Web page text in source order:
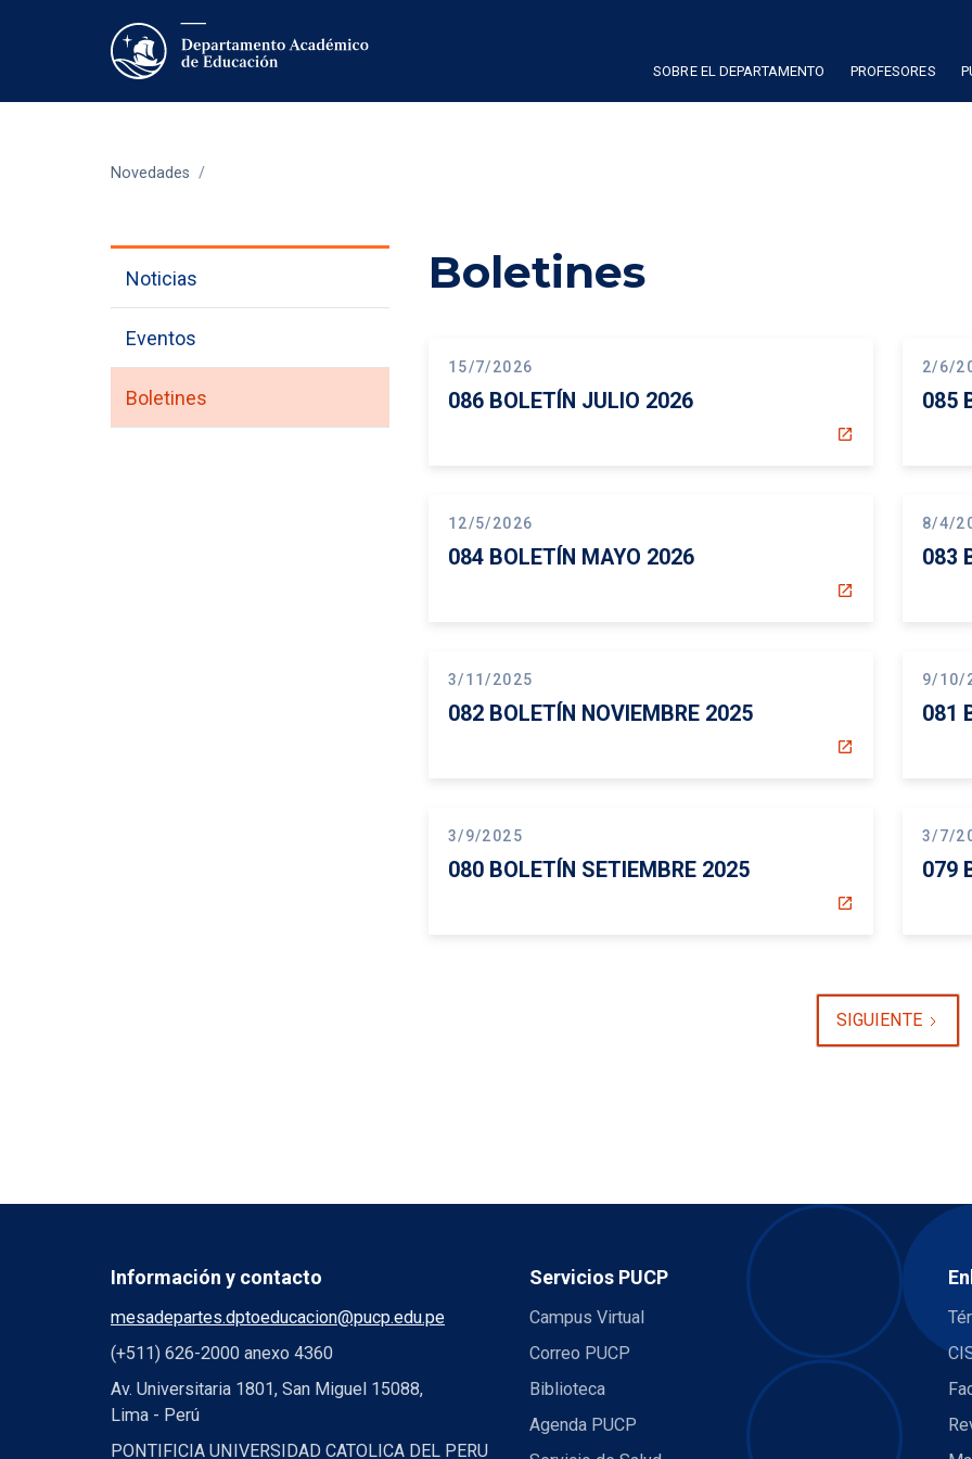
SOBRE EL DEPARTAMENTO PROFESORES
Novedades /
Noticias
Eventos
Boletines
Boletines
15/7/2026
086 BOLETÍN JULIO 2026
open_in_new
2/6/
085
12/5/2026
084 BOLETÍN MAYO 2026
open_in_new
8/4/
083
3/11/2025
082 BOLETÍN NOVIEMBRE 2025
open_in_new
9/10/
081
3/9/2025
080 BOLETÍN SETIEMBRE 2025
open_in_new
3/7/
079
SIGUIENTE
Información y contacto
mesadepartes.dptoeducacion@pucp.edu.pe
(+511) 626-2000 anexo 4360
Av. Universitaria 1801, San Miguel 15088,
Lima - Perú
PONTIFICIA UNIVERSIDAD CATOLICA DEL PERU
Servicios PUCP
Campus Virtual
Correo PUCP
Biblioteca
Agenda PUCP